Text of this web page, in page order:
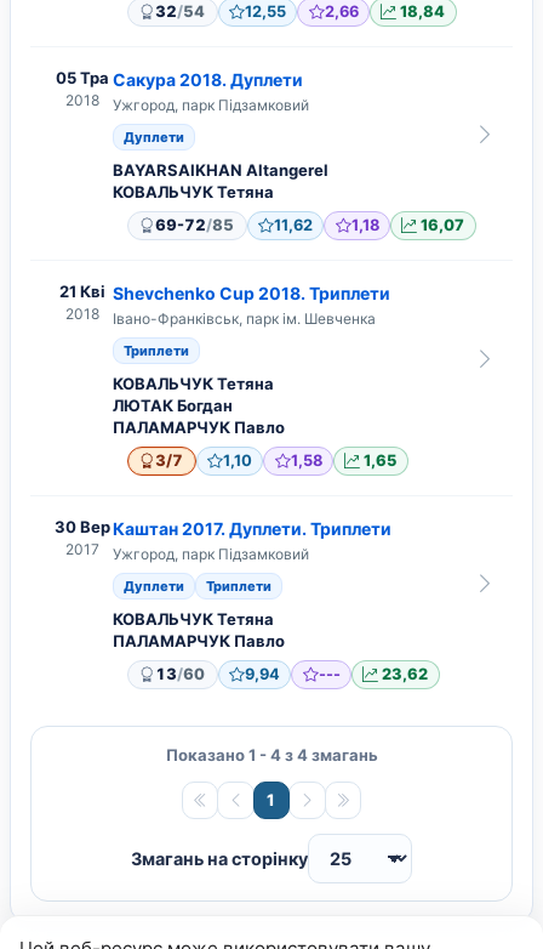
32/54 12,55 2,66 18,84
05 Тра
2018
Сакура 2018. Дуплети
Ужгород, парк Підзамковий
Дуплети
BAYARSAIKHAN Altangerel
КОВАЛЬЧУК Тетяна
69-72/85 11,62 1,18 16,07
21 Кві
2018
Shevchenko Cup 2018. Триплети
Івано-Франківськ, парк ім. Шевченка
Триплети
КОВАЛЬЧУК Тетяна
ЛЮТАК Богдан
ПАЛАМАРЧУК Павло
3/7 1,10 1,58 1,65
30 Вер
2017
Каштан 2017. Дуплети. Триплети
Ужгород, парк Підзамковий
Дуплети Триплети
КОВАЛЬЧУК Тетяна
ПАЛАМАРЧУК Павло
13/60 9,94 --- 23,62
Показано 1 - 4 з 4 змагань
1
Змагань на сторінку